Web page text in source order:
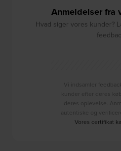
Anmeldelser fra
Hvad siger vores kunder?
Vi indsamler
kunder efter deres
deres oplevelse.
autentiske og
Vores certifikat